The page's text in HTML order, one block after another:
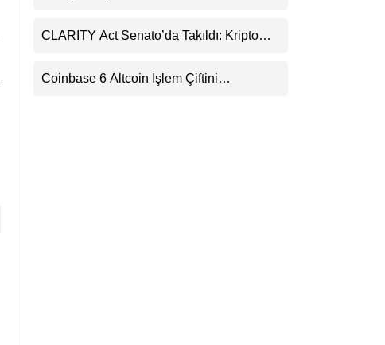
CLARITY Act Senato’da Takıldı: Kripto
Coinbase 6 Altcoin İşlem Çiftini